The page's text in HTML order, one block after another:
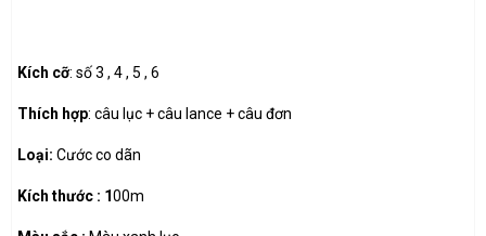
Kích cỡ: số 3 , 4 , 5 , 6
Thích hợp: câu lục + câu lance + câu đơn
Loại: Cước co dãn
Kích thước : 100m